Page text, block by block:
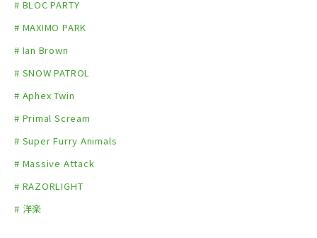
# BLOC PARTY
# MAXIMO PARK
# Ian Brown
# SNOW PATROL
# Aphex Twin
# Primal Scream
# Super Furry Animals
# Massive Attack
# RAZORLIGHT
# 洋楽